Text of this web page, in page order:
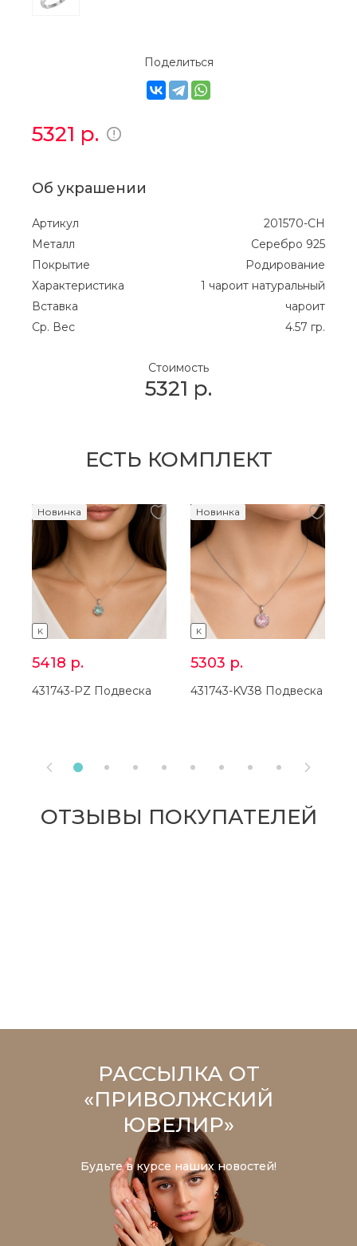
Поделиться
5321 р.
Об украшении
Артикул
201570-CH
Металл
Серебро 925
Покрытие
Родирование
Характеристика
1 чароит натуральный
Вставка
чароит
Ср. Вес
4.57 гр.
Стоимость
5321 р.
ЕСТЬ КОМПЛЕКТ
K
Новинка
5418 р.
431743-PZ Подвеска
K
Новинка
5303 р.
431743-KV38 Подвеска
 
ОТЗЫВЫ ПОКУПАТЕЛЕЙ
РАССЫЛКА ОТ
«ПРИВОЛЖСКИЙ
ЮВЕЛИР»
Будьте в курсе наших новостей!